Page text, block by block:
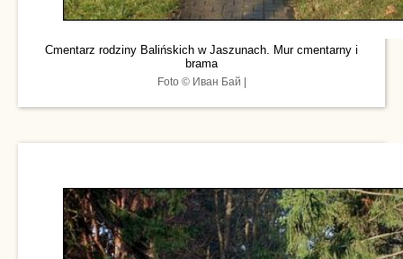
Cmentarz rodziny Balińskich w Jaszunach. Mur cmentarny i
brama
Foto © Иван Бай |